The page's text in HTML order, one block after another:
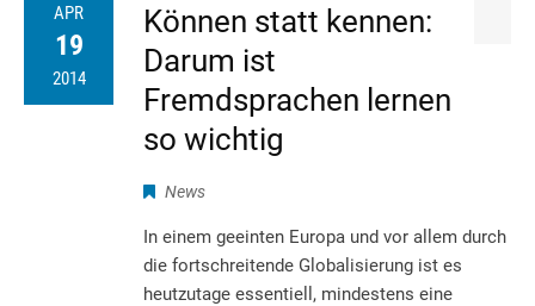
APR
19
2014
Können statt kennen:
Darum ist
Fremdsprachen lernen
so wichtig
News
In einem geeinten Europa und vor allem durch
die fortschreitende Globalisierung ist es
heutzutage essentiell, mindestens eine